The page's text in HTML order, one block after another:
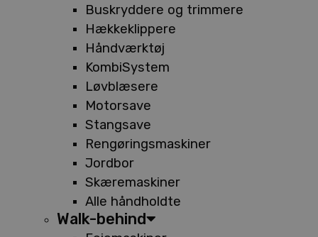
Buskryddere og trimmere
Hækkeklippere
Håndværktøj
KombiSystem
Løvblæsere
Motorsave
Stangsave
Rengøringsmaskiner
Jordbor
Skæremaskiner
Alle håndholdte
Walk-behind